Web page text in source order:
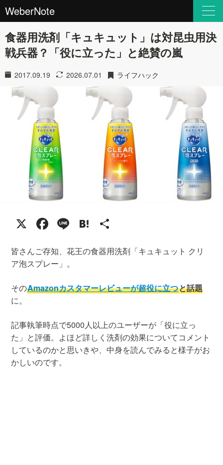
WeberNote
食器用洗剤「キュキュット」は対昆虫用決
戦兵器？「役に立った」と絶賛の嵐
2017.09.19 2026.07.01 ライフハック
X Facebook
LineHatena
皆さんご存知、花王の食器用洗剤「キュキュット クリ
ア泡スプレー」。
そのAmazonカスタマーレビューが超役に立つと話題
に。
記事執筆時点で5000人以上のユーザーが「役に立っ
た」と評価。よほど詳しく洗剤の効果についてコメント
しているのかと思いきや、中身を読んでみると様子がお
かしいのです。